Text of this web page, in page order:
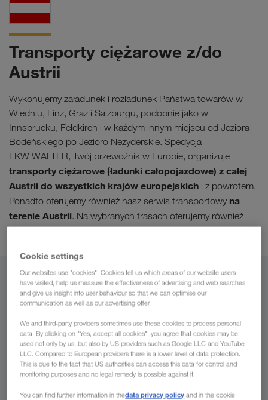
Transporty ciężarowe z/do
Austrii
Wykonujemy załadunek i rozładunek Państwa towarów w
Wiedniu, Linz, Graz i Salzburgu, podobnie jako w
Innsbrucku, Feldkirch i w każdym innym miejscu od Jeziora
Bodeńskiego po Jezioro Nezyderskie. Spedycja
LKW WALTER, Twój przewoźnik w Europie, organizuje
transporty ciężarowe (ładunki całopojazdowe) z całej
Austrii do wszystkich krajów europejskich i z powrotem.
Ponadto oferujemy również nasz serwis transportowy na
terenie Austrii. Na wybranych trasach oferujemy również
transport intermodalny.
Polska
Do
Cookie settings
Our websites use "cookies". Cookies tell us which areas of our website users
have visited, help us measure the effectiveness of advertising and web searches
and give us insight into user behaviour so that we can optimise our
communication as well as our advertising offer.
We and third-party providers sometimes use these cookies to process personal
data. By clicking on "Yes, accept all cookies", you agree that cookies may be
used not only by us, but also by US providers such as Google LLC and YouTube
LLC. Compared to European providers there is a lower level of data protection.
This is due to the fact that US authorities can access this data for control and
monitoring purposes and no legal remedy is possible against it.
You can find further information in thedata privacy policy and in the cookie